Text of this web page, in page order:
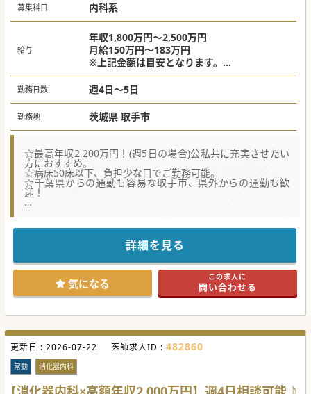
膚科といった領域でも患者様を支える体制があり、各科連携
が強固なため、スムーズな診療・診断が叶います。
すので、これまで勤務環境に負担の大きかった先生にも、ぜ
ひご検討いただきたい求人となっています。
#春入職可 #秋入職可
募集科目 内科系
給与
年収1,800万円～2,500万円
月給150万円～183万円
※上記金額は目安となります。
応募される先生の経験やお人柄により、
面接後に決定いたします。
勤務日数 週4日～5日
勤務地 茨城県 取手市
☆最高年収2,200万円！(週5日の場合)公私共に充実させたい
方におすすめ。
☆病床50床以下、負担少な目でご勤務可能。
☆千葉県からの通勤も容易な取手市、県外からの通勤も歓
迎！
小規模病院故、スタッフの顔も見えて連携も取りやすい環
周辺医療機関との連携もしやすく、長期・安定したご勤務が
可能です。
ご興味ある方はお気軽にご相談ください。
#秋入職可
詳細を見る
気になる この求人に
問い合わせる
更新日 : 2026-07-22 医師求人ID : 482860
常勤 消化器内科